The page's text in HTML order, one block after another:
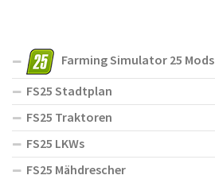
Farming Simulator 25 Mods
FS25 Stadtplan
FS25 Traktoren
FS25 LKWs
FS25 Mähdrescher